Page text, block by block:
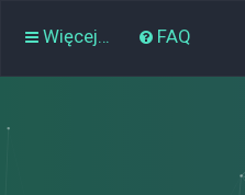
Więcej… FAQ